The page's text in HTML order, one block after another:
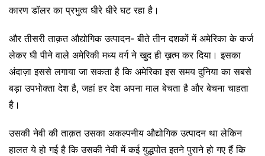
कारण डॉलर का प्रभुत्व धीरे धीरे घट रहा है।
और तीसरी ताक़त औद्योगिक उत्पादन- बीते तीन दशकों में अमेरिका के कर्ज
लेकर घी पीने वाले अमेरिकी मध्य वर्ग ने खुद ही ख़त्म कर दिया। इसका
अंदाज़ा इससे लगाया जा सकता है कि अमेरिका इस समय दुनिया का सबसे
बड़ा उपभोक्ता देश है, जहां हर देश अपना माल बेचता है और बेचना चाहता
है।
उसकी नेवी की ताक़त उसका अकल्पनीय औद्योगिक उत्पादन था लेकिन
हालत ये हो गई है कि उसकी नेवी में कई युद्धपोत इतने पुराने हो गए हैं कि